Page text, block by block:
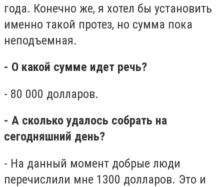
года. Конечно же, я хотел бы установить
именно такой протез, но сумма пока
неподъемная.
- О какой сумме идет речь?
- 80 000 долларов.
- А сколько удалось собрать на
сегодняшний день?
- На данный момент добрые люди
перечислили мне 1300 долларов. Это и